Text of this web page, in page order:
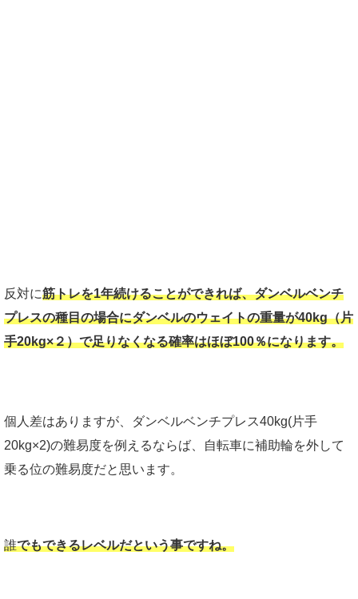
反対に筋トレを1年続けることができれば、ダンベルベンチ
プレスの種目の場合にダンベルのウェイトの重量が40kg（片
手20kg×２）で足りなくなる確率はほぼ100％になります。
個人差はありますが、ダンベルベンチプレス40kg(片手
20kg×2)の難易度を例えるならば、自転車に補助輪を外して
乗る位の難易度だと思います。
誰でもできるレベルだという事ですね。